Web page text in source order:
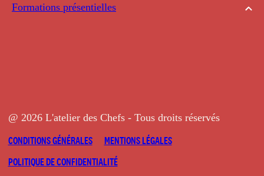
Formations présentielles
@ 2026 L'atelier des Chefs - Tous droits réservés
CONDITIONS GÉNÉRALES
MENTIONS LÉGALES
POLITIQUE DE CONFIDENTIALITÉ